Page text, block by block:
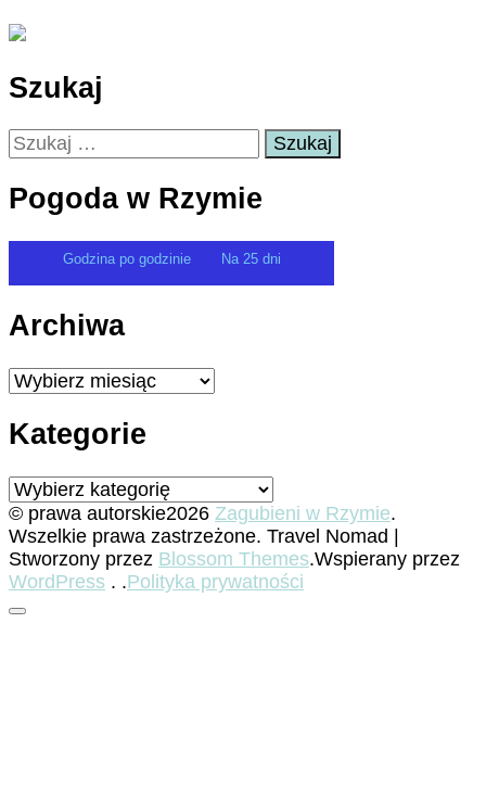
Szukaj
Szukaj:
Pogoda w Rzymie
Godzina po godzinie Na 25 dni
Archiwa
Archiwa
Kategorie
Kategorie
© prawa autorskie2026 Zagubieni w Rzymie.
Wszelkie prawa zastrzeżone. Travel Nomad |
Stworzony przez Blossom Themes.Wspierany przez
WordPress . .Polityka prywatności